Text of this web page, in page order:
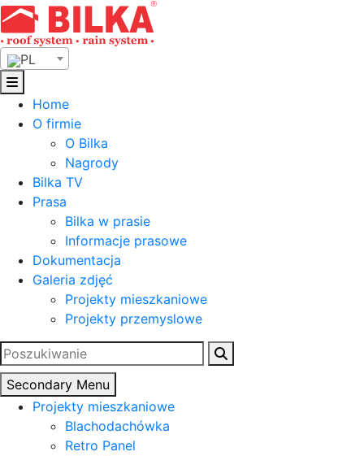
Skip
to
content
PL
Home
O firmie
O Bilka
Nagrody
Bilka TV
Prasa
Bilka w prasie
Informacje prasowe
Dokumentacja
Galeria zdjęć
Projekty mieszkaniowe
Projekty przemyslowe
Szukaj:
Secondary Menu
Projekty mieszkaniowe
Blachodachówka
Retro Panel